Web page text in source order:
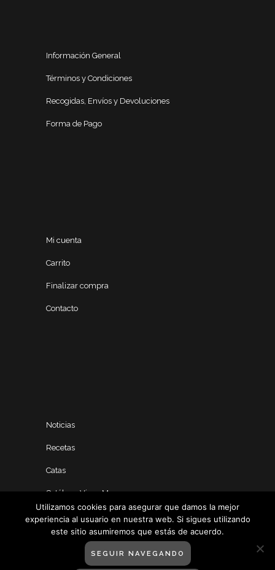
Información General
Términos y Condiciones
Recogidas, Envíos y Devoluciones
Forma de Pago
Mi cuenta
Carrito
Finalizar compra
Contacto
Noticias
Recetas
Catas
Catálogo Vinos Manero
Utilizamos cookies para asegurar que damos la mejor
experiencia al usuario en nuestra web. Si sigues utilizando
este sitio asumiremos que estás de acuerdo.
SEGUIR NAVEGANDO